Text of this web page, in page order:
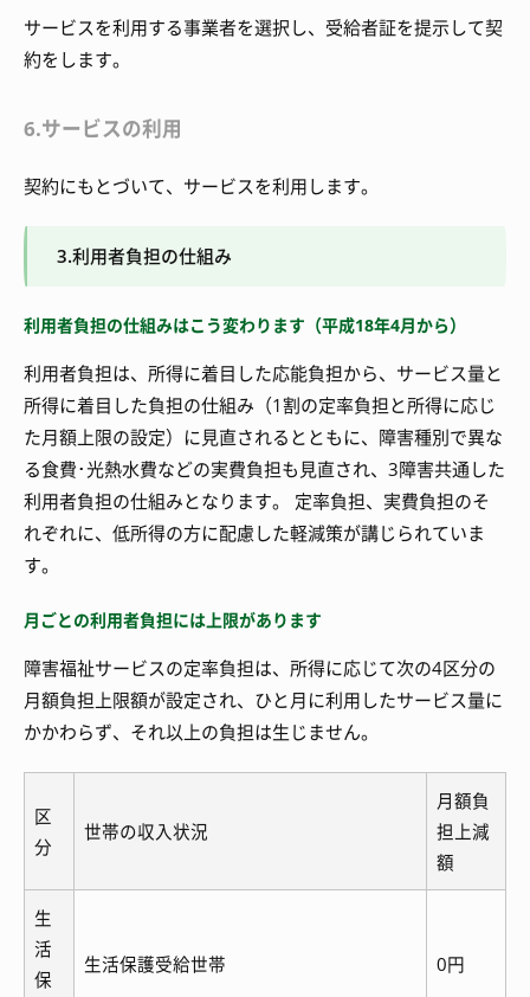
サービスを利用する事業者を選択し、受給者証を提示して契
約をします。
6.サービスの利用
契約にもとづいて、サービスを利用します。
3.利用者負担の仕組み
利用者負担の仕組みはこう変わります（平成18年4月から）
利用者負担は、所得に着目した応能負担から、サービス量と
所得に着目した負担の仕組み（1割の定率負担と所得に応じ
た月額上限の設定）に見直されるとともに、障害種別で異な
る食費･光熱水費などの実費負担も見直され、3障害共通した
利用者負担の仕組みとなります。 定率負担、実費負担のそ
れぞれに、低所得の方に配慮した軽減策が講じられていま
す。
月ごとの利用者負担には上限があります
障害福祉サービスの定率負担は、所得に応じて次の4区分の
月額負担上限額が設定され、ひと月に利用したサービス量に
かかわらず、それ以上の負担は生じません。
区
分
世帯の収入状況
月額負
担上減
額
生
活
保
生活保護受給世帯 0円